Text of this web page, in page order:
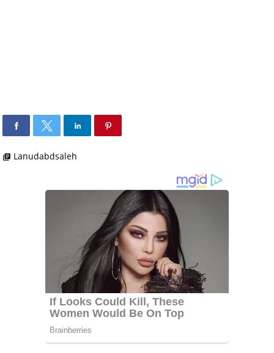
library_books Lanudabdsaleh